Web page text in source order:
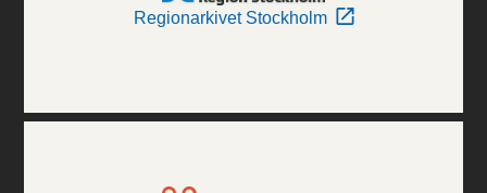
Regionarkivet Stockholm